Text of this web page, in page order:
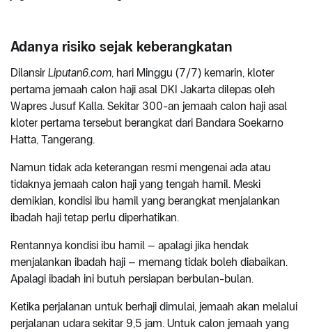
Adanya risiko sejak keberangkatan
Dilansir Liputan6.com, hari Minggu (7/7) kemarin, kloter
pertama jemaah calon haji asal DKI Jakarta dilepas oleh
Wapres Jusuf Kalla. Sekitar 300-an jemaah calon haji asal
kloter pertama tersebut berangkat dari Bandara Soekarno
Hatta, Tangerang.
Namun tidak ada keterangan resmi mengenai ada atau
tidaknya jemaah calon haji yang tengah hamil. Meski
demikian, kondisi ibu hamil yang berangkat menjalankan
ibadah haji tetap perlu diperhatikan.
Rentannya kondisi ibu hamil – apalagi jika hendak
menjalankan ibadah haji – memang tidak boleh diabaikan.
Apalagi ibadah ini butuh persiapan berbulan-bulan.
Ketika perjalanan untuk berhaji dimulai, jemaah akan melalui
perjalanan udara sekitar 9,5 jam. Untuk calon jemaah yang